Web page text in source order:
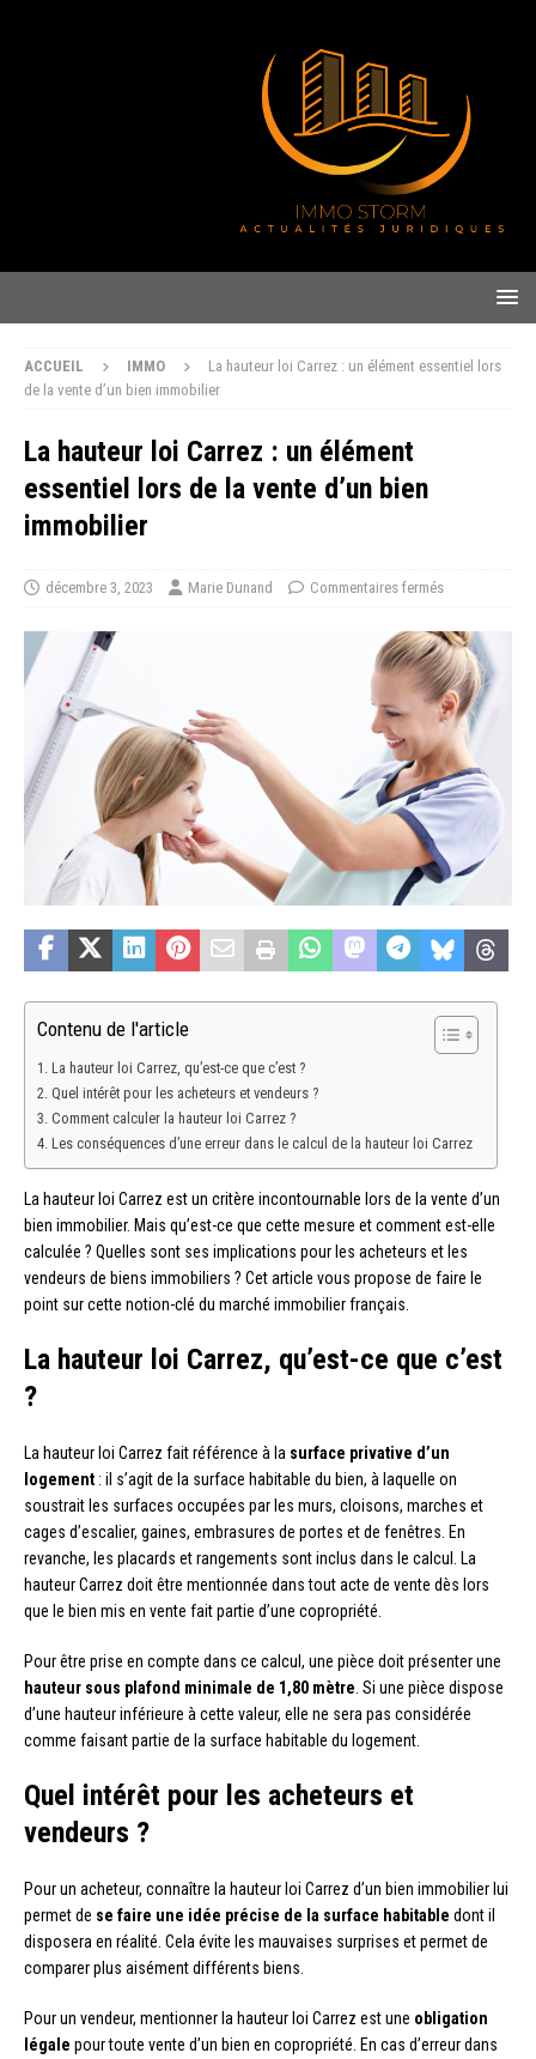
ACCUEIL IMMO
La hauteur loi Carrez : un élément essentiel lors
de la vente d’un bien immobilier
La hauteur loi Carrez : un élément
essentiel lors de la vente d’un bien
immobilier
décembre 3, 2023 Marie Dunand Commentaires fermés
Contenu de l'article
La hauteur loi Carrez, qu’est-ce que c’est ?
Quel intérêt pour les acheteurs et vendeurs ?
Comment calculer la hauteur loi Carrez ?
Les conséquences d’une erreur dans le calcul de la hauteur loi Carrez
La hauteur loi Carrez est un critère incontournable lors de la vente d’un
bien immobilier. Mais qu’est-ce que cette mesure et comment est-elle
calculée ? Quelles sont ses implications pour les acheteurs et les
vendeurs de biens immobiliers ? Cet article vous propose de faire le
point sur cette notion-clé du marché immobilier français.
La hauteur loi Carrez, qu’est-ce que c’est
?
La hauteur loi Carrez fait référence à la surface privative d’un
logement : il s’agit de la surface habitable du bien, à laquelle on
soustrait les surfaces occupées par les murs, cloisons, marches et
cages d’escalier, gaines, embrasures de portes et de fenêtres. En
revanche, les placards et rangements sont inclus dans le calcul. La
hauteur Carrez doit être mentionnée dans tout acte de vente dès lors
que le bien mis en vente fait partie d’une copropriété.
Pour être prise en compte dans ce calcul, une pièce doit présenter une
hauteur sous plafond minimale de 1,80 mètre . Si une pièce dispose
d’une hauteur inférieure à cette valeur, elle ne sera pas considérée
comme faisant partie de la surface habitable du logement.
Quel intérêt pour les acheteurs et
vendeurs ?
Pour un acheteur, connaître la hauteur loi Carrez d’un bien immobilier lui
permet de se faire une idée précise de la surface habitable dont il
disposera en réalité. Cela évite les mauvaises surprises et permet de
comparer plus aisément différents biens.
Pour un vendeur, mentionner la hauteur loi Carrez est une obligation
légale pour toute vente d’un bien en copropriété. En cas d’erreur dans